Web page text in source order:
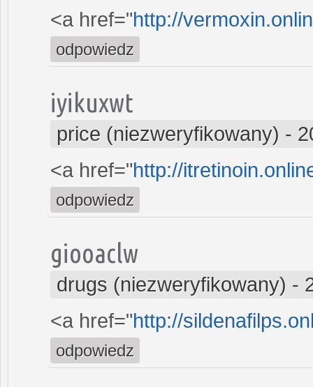
<a href="http://
odpowiedz
iyikuxwt
price (niezweryfikowany) -
<a href="http://
odpowiedz
giooaclw
drugs (niezweryfikowany) -
<a href="http://
odpowiedz